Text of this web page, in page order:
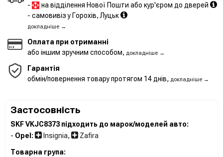
-
на відділення Нової Пошти або кур'єром до дверей
- самовивіз у Горохів, Луцьк
докладніше →
Оплата при отриманні
або іншим зручним способом, докладніше →
Гарантія
обмін/повернення товару протягом 14 днів, докладніше →
Застосовність
SKF VKJC8373 підходить до марок/моделей авто:
- Opel: Insignia, Zafira
Товарна група: